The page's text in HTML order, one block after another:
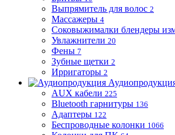
Выпрямитель для волос 2
Массажеры 4
Соковыжималки блендеры
Увлажнители 20
Фены 7
Зубные щетки 2
Ирригаторы 2
AUX кабели 225
Bluetooth гарнитуры 136
Адаптеры 122
Беспроводные колонки 1066